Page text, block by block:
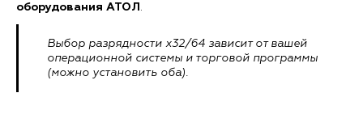
оборудования АТОЛ .
Выбор разрядности х32/64 зависит от вашей
операционной системы и торговой программы
(можно установить оба).